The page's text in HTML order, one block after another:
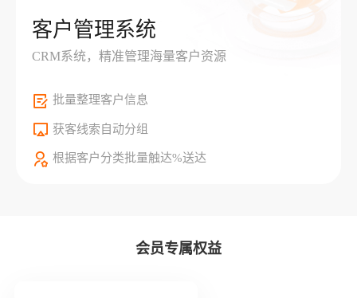
客户管理系统
CRM系统，精准管理海量客户资源
批量整理客户信息
获客线索自动分组
根据客户分类批量触达%送达
会员专属权益